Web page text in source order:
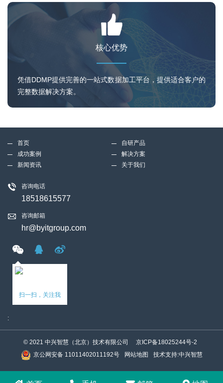
核心优势
凭借DDMP提供完善的一站式数据加工平台，提供适合客户的
完整数据解决方案。
首页
自研产品
成功案例
解决方案
新闻资讯
关于我们
咨询电话
18518615577
咨询邮箱
hr@byitgroup.com
扫一扫，关注我
:
© 2021 中兴智慧（北京）技术有限公司
京ICP备18025244号-2
京公网安备 11011402011192号
网站地图 技术支持:中兴智慧